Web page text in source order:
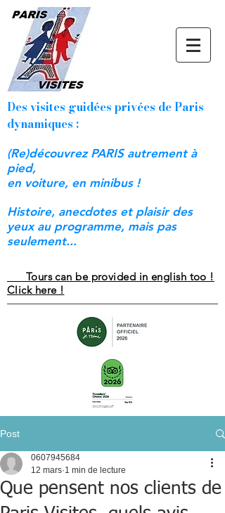
Des visites guidées privées de Paris
dynamiques :
(Re)découvrez PARIS autrement à
pied,
en voiture, en minibus !
Histoire, anecdotes et plaisir des
yeux au programme, mais pas
seulement...
Tours can be provided in english too !
Click here !
Post
Que pensent nos clients de
0607945684
12 mars 1 min de lecture